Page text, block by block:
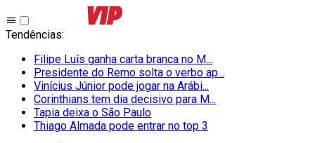
Tendências:
Filipe Luís ganha carta branca no M...
Presidente do Remo solta o verbo ap...
Vinícius Júnior pode jogar na Arábi...
Corinthians tem dia decisivo para M...
Tapia deixa o São Paulo
Thiago Almada pode entrar no top 3